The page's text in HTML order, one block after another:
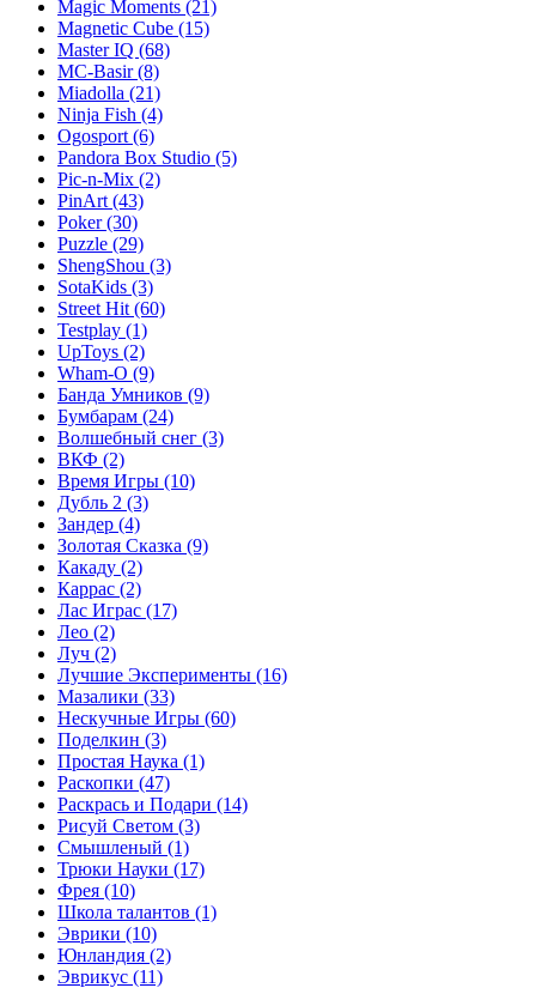
Magic Moments (21)
Magnetic Cube (15)
Master IQ (68)
MC-Basir(8)
Miadolla (21)
Ninja Fish (4)
Ogosport (6)
Pandora Box Studio (5)
Pic-n-Mix (2)
PinArt (43)
Poker(30)
Puzzle (29)
ShengShou (3)
SotaKids (3)
Street Hit (60)
Testplay (1)
UpToys (2)
Wham-O (9)
Банда Умников (9)
Бумбарам (24)
Волшебный снег (3)
ВКФ (2)
Время Игры (10)
Дубль 2 (3)
Зандер (4)
Золотая Сказка (9)
Какаду (2)
Каррас (2)
Лас Играс (17)
Лео (2)
Луч (2)
Лучшие Эксперименты (16)
Мазалики (33)
Нескучные Игры (60)
Поделкин (3)
Простая Наука (1)
Раскопки (47)
Раскрась и Подари (14)
Рисуй Светом (3)
Смышленый (1)
Трюки Науки (17)
Фрея (10)
Школа талантов (1)
Эврики (10)
Юнландия (2)
Эврикус (11)